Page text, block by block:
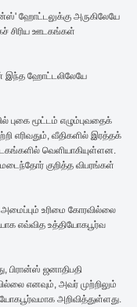
ஹோட்டலுக்கு அருகிலேயே
சிரிய ஊடகங்கள்
இந்த ஹோட்டலிலேயே
புகை மூட்டம் எழும்புவதைக்
எரிவதும், வீதிகளில் இரத்தக்
வெளியாகியுள்ளன.
குறித்த விபரங்கள்
உரிமை கோரவில்லை
எவ்வித உத்தியோகபூர்வ
பிரான்ஸ் ஜனாதிபதி
எனவும், அவர் முற்றிலும்
அறிவித்துள்ளது.